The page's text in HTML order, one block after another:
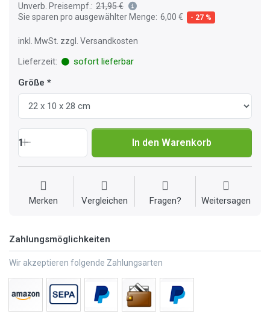
Unverb. Preisempf.: 21,95 €
Sie sparen pro ausgewählter Menge: 6,00 € - 27 %
inkl. MwSt. zzgl. Versandkosten
Lieferzeit:
sofort lieferbar
Größe
1 In den Warenkorb
Merken Vergleichen Fragen? Weitersagen
Zahlungsmöglichkeiten
Wir akzeptieren folgende Zahlungsarten